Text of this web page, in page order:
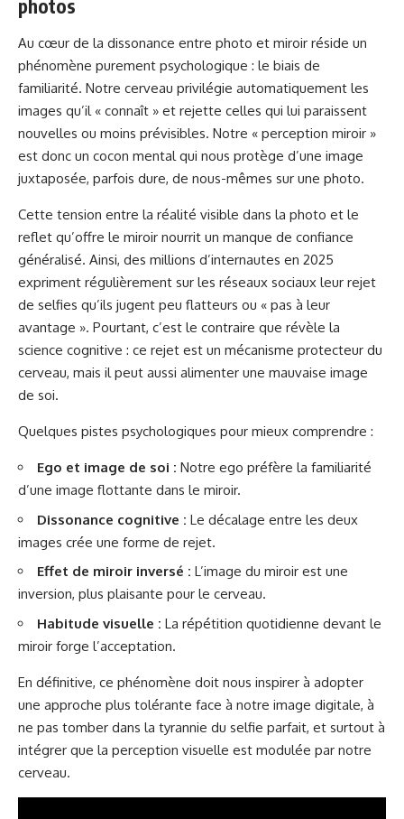
photos
Au cœur de la dissonance entre photo et miroir réside un
phénomène purement psychologique : le biais de
familiarité. Notre cerveau privilégie automatiquement les
images qu’il « connaît » et rejette celles qui lui paraissent
nouvelles ou moins prévisibles. Notre « perception miroir »
est donc un cocon mental qui nous protège d’une image
juxtaposée, parfois dure, de nous-mêmes sur une photo.
Cette tension entre la réalité visible dans la photo et le
reflet qu’offre le miroir nourrit un manque de confiance
généralisé. Ainsi, des millions d’internautes en 2025
expriment régulièrement sur les réseaux sociaux leur rejet
de selfies qu’ils jugent peu flatteurs ou « pas à leur
avantage ». Pourtant, c’est le contraire que révèle la
science cognitive : ce rejet est un mécanisme protecteur du
cerveau, mais il peut aussi alimenter une mauvaise image
de soi.
Quelques pistes psychologiques pour mieux comprendre :
Ego et image de soi : Notre ego préfère la familiarité
d’une image flottante dans le miroir.
Dissonance cognitive : Le décalage entre les deux
images crée une forme de rejet.
Effet de miroir inversé : L’image du miroir est une
inversion, plus plaisante pour le cerveau.
Habitude visuelle : La répétition quotidienne devant le
miroir forge l’acceptation.
En définitive, ce phénomène doit nous inspirer à adopter
une approche plus tolérante face à notre image digitale, à
ne pas tomber dans la tyrannie du selfie parfait, et surtout à
intégrer que la perception visuelle est modulée par notre
cerveau.